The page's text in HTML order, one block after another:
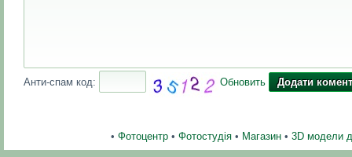
Анти-спам код: Обновить
• Фотоцентр• Фотостудія• Магазин• 3D модели